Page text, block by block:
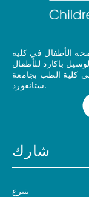
الأطفال في كلية
باكارد للأطفال
كلية الطب بجامعة
ستانفورد.
شارك
يتبرع